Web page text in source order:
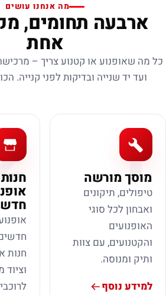
מה אנחנו עושים
ארבעה תחומים,
אחת
כל מה שאופנוע או קטנוע צריך –
ועד יד שנייה ובדיקות לפני קנייה.
1
מוסך מורשה
טיפולים, תיקונים
ואבחון לכל סוגי
האופנועים
והקטנועים, עם צוות
ותיק ומנוסה.
למידע נוסף
חנות
וציוד